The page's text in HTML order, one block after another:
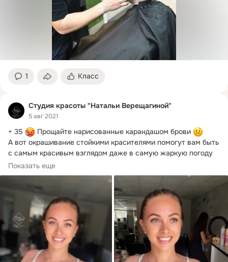
1 Класс
Студия красоты "Натальи Верещагиной"
5 авг 2021
+ 35
Прощайте нарисованные карандашом брови
А вот окрашивание стойкими красителями помогут вам быть
с самым красивым взглядом даже в самую жаркую погоду
Показать еще